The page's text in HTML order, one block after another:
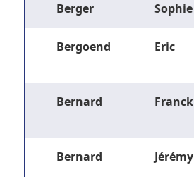
Berger Sophie
Bergoend Eric
Bernard Franck
Bernard Jérémy